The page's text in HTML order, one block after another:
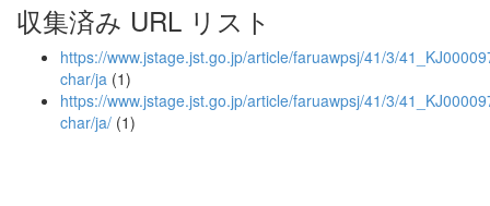
収集済み URL リスト
https://www.jstage.jst.go.jp/article/faruawpsj/41/3/
char/ja (1)
https://www.jstage.jst.go.jp/article/faruawpsj/41/3/
char/ja/ (1)